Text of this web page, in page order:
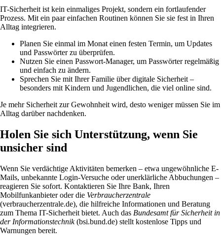
IT-Sicherheit ist kein einmaliges Projekt, sondern ein fortlaufender
Prozess. Mit ein paar einfachen Routinen können Sie sie fest in Ihren
Alltag integrieren.
Planen Sie einmal im Monat einen festen Termin, um Updates
und Passwörter zu überprüfen.
Nutzen Sie einen Passwort-Manager, um Passwörter regelmäßig
und einfach zu ändern.
Sprechen Sie mit Ihrer Familie über digitale Sicherheit –
besonders mit Kindern und Jugendlichen, die viel online sind.
Je mehr Sicherheit zur Gewohnheit wird, desto weniger müssen Sie im
Alltag darüber nachdenken.
Holen Sie sich Unterstützung, wenn Sie
unsicher sind
Wenn Sie verdächtige Aktivitäten bemerken – etwa ungewöhnliche E-
Mails, unbekannte Login-Versuche oder unerklärliche Abbuchungen –
reagieren Sie sofort. Kontaktieren Sie Ihre Bank, Ihren
Mobilfunkanbieter oder die Verbraucherzentrale
(verbraucherzentrale.de), die hilfreiche Informationen und Beratung
zum Thema IT-Sicherheit bietet. Auch das Bundesamt für Sicherheit in
der Informationstechnik(bsi.bund.de) stellt kostenlose Tipps und
Warnungen bereit.